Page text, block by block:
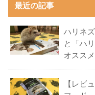
最近の記事
ハリネ
と「ハ
オスス
【レビ